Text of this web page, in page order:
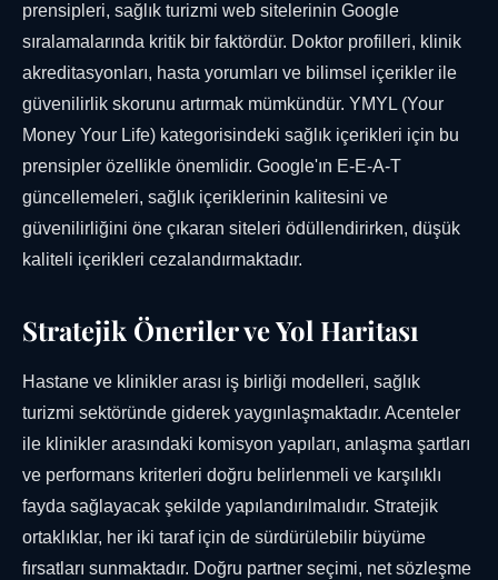
prensipleri, sağlık turizmi web sitelerinin Google
sıralamalarında kritik bir faktördür. Doktor profilleri, klinik
akreditasyonları, hasta yorumları ve bilimsel içerikler ile
güvenilirlik skorunu artırmak mümkündür. YMYL (Your
Money Your Life) kategorisindeki sağlık içerikleri için bu
prensipler özellikle önemlidir. Google'ın E-E-A-T
güncellemeleri, sağlık içeriklerinin kalitesini ve
güvenilirliğini öne çıkaran siteleri ödüllendirirken, düşük
kaliteli içerikleri cezalandırmaktadır.
Stratejik Öneriler ve Yol Haritası
Hastane ve klinikler arası iş birliği modelleri, sağlık
turizmi sektöründe giderek yaygınlaşmaktadır. Acenteler
ile klinikler arasındaki komisyon yapıları, anlaşma şartları
ve performans kriterleri doğru belirlenmeli ve karşılıklı
fayda sağlayacak şekilde yapılandırılmalıdır. Stratejik
ortaklıklar, her iki taraf için de sürdürülebilir büyüme
fırsatları sunmaktadır. Doğru partner seçimi, net sözleşme